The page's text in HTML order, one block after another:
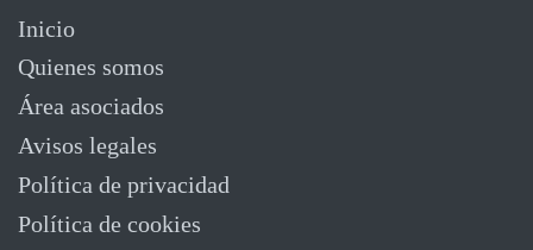
Inicio
Quienes somos
Área asociados
Avisos legales
Política de privacidad
Política de cookies